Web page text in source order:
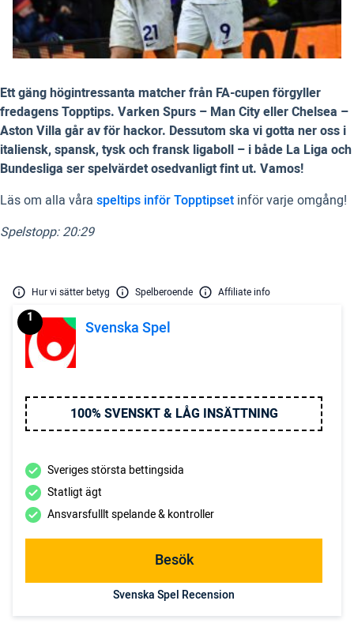
Ett gäng högintressanta matcher från FA-cupen förgyller
fredagens Topptips. Varken Spurs – Man City eller Chelsea –
Aston Villa går av för hackor. Dessutom ska vi gotta ner oss i
italiensk, spansk, tysk och fransk ligaboll – i både La Liga och
Bundesliga ser spelvärdet osedvanligt fint ut. Vamos!
Läs om alla våra speltips inför Topptipset inför varje omgång!
Spelstopp: 20:29
Hur vi sätter betyg Spelberoende Affiliate info
Svenska Spel
1
100% SVENSKT & LÅG INSÄTTNING
Sveriges största bettingsida
Statligt ägt
Ansvarsfulllt spelande & kontroller
Besök
Svenska Spel Recension